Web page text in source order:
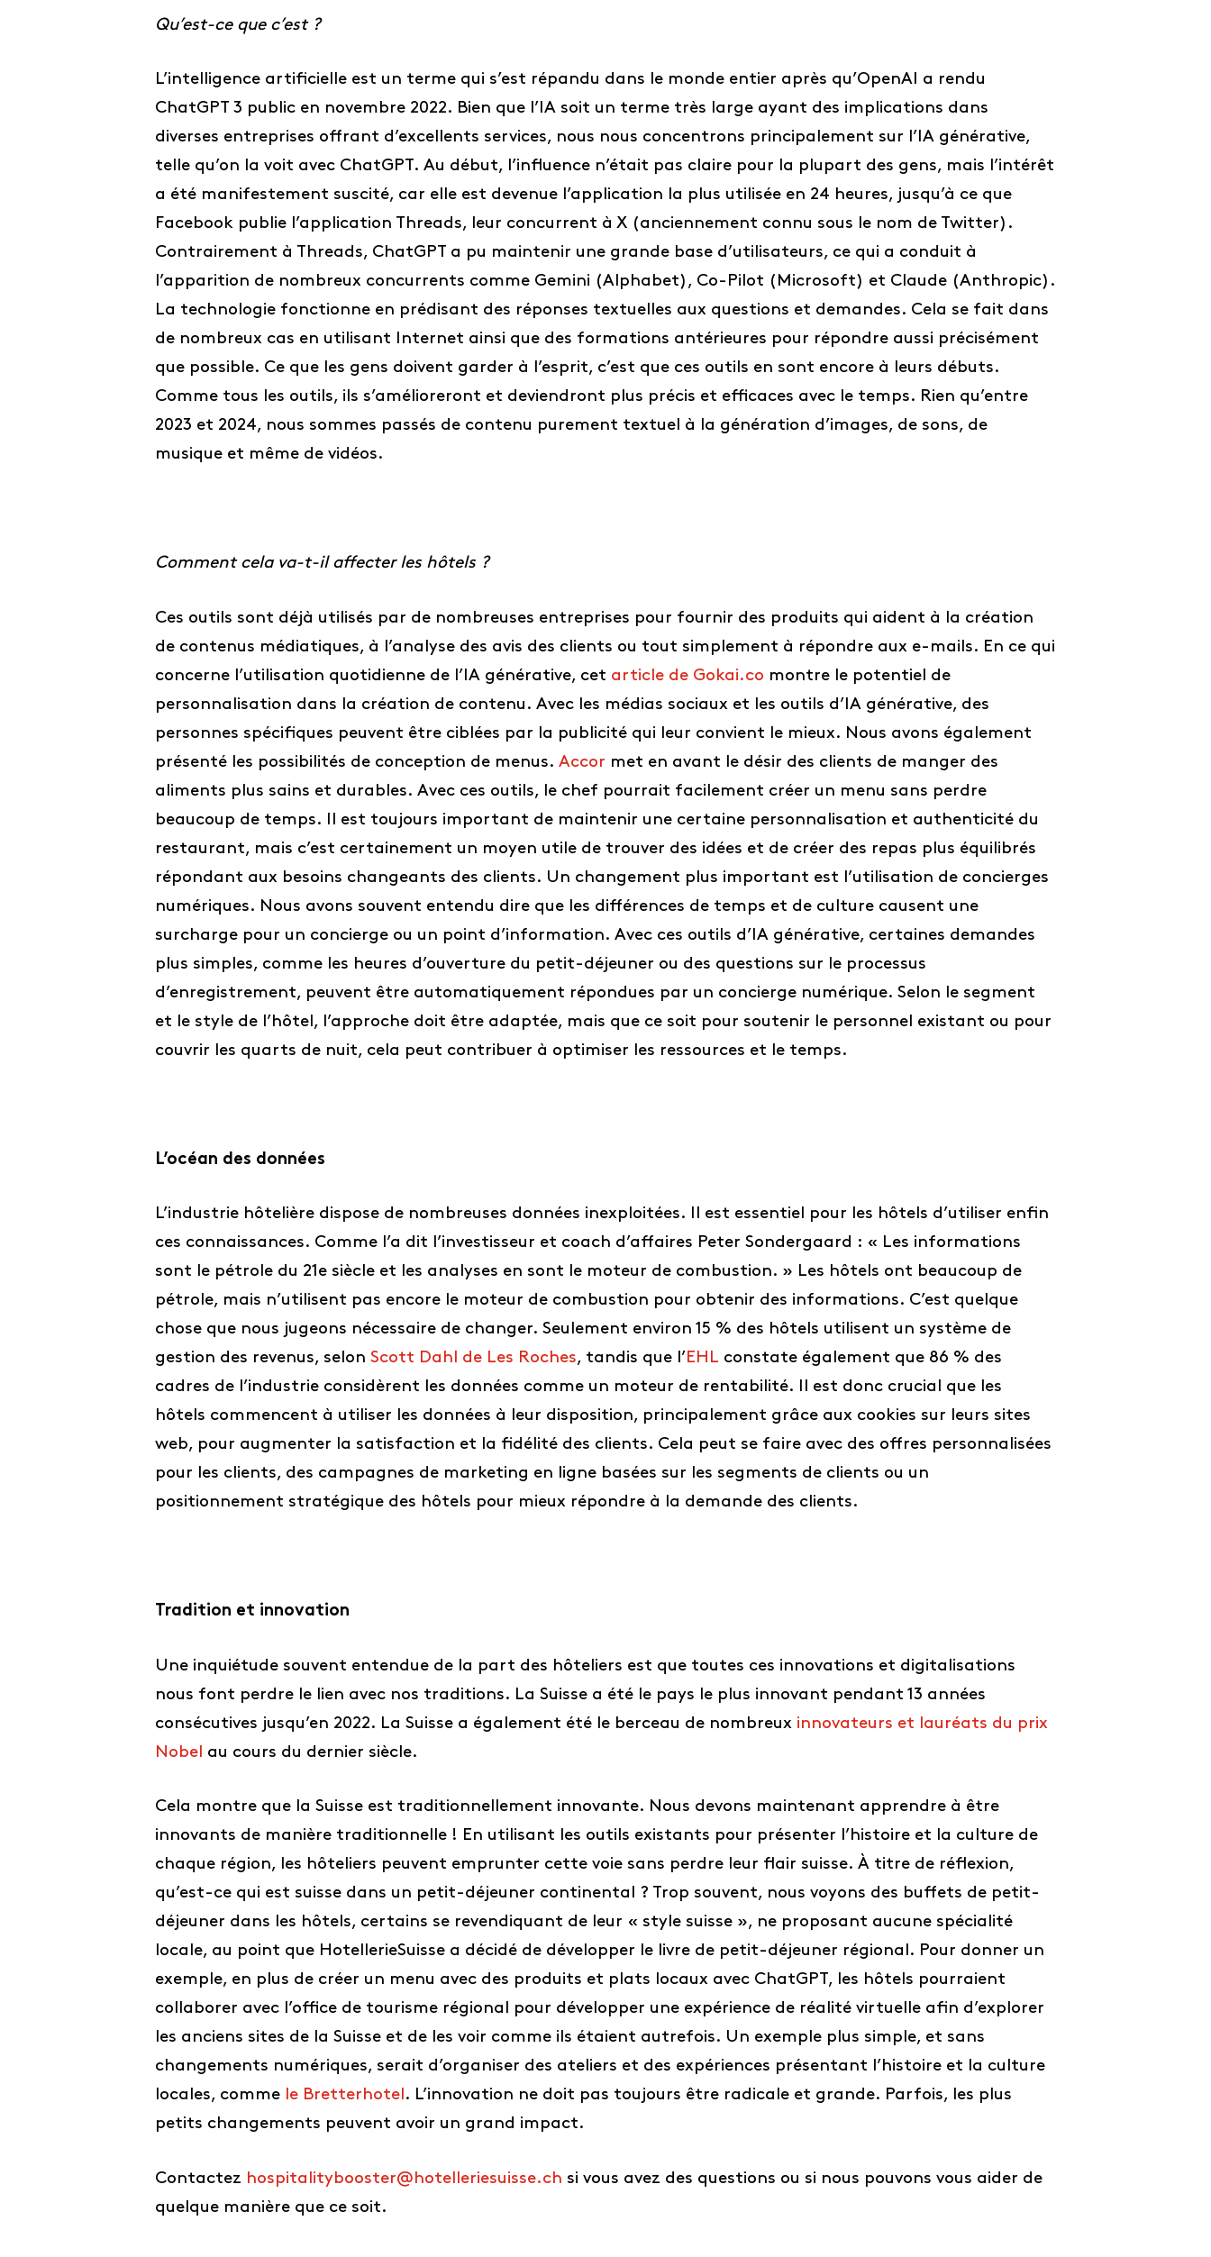
Qu’est-ce que c’est ?
L’intelligence artificielle est un terme qui s’est répandu dans le monde entier après qu’OpenAI a rendu
ChatGPT 3 public en novembre 2022. Bien que l’IA soit un terme très large ayant des implications dans
diverses entreprises offrant d’excellents services, nous nous concentrons principalement sur l’IA générative,
telle qu’on la voit avec ChatGPT. Au début, l’influence n’était pas claire pour la plupart des gens, mais l’intérêt
a été manifestement suscité, car elle est devenue l’application la plus utilisée en 24 heures, jusqu’à ce que
Facebook publie l’application Threads, leur concurrent à X (anciennement connu sous le nom de Twitter).
Contrairement à Threads, ChatGPT a pu maintenir une grande base d’utilisateurs, ce qui a conduit à
l’apparition de nombreux concurrents comme Gemini (Alphabet), Co-Pilot (Microsoft) et Claude (Anthropic).
La technologie fonctionne en prédisant des réponses textuelles aux questions et demandes. Cela se fait dans
de nombreux cas en utilisant Internet ainsi que des formations antérieures pour répondre aussi précisément
que possible. Ce que les gens doivent garder à l’esprit, c’est que ces outils en sont encore à leurs débuts.
Comme tous les outils, ils s’amélioreront et deviendront plus précis et efficaces avec le temps. Rien qu’entre
2023 et 2024, nous sommes passés de contenu purement textuel à la génération d’images, de sons, de
musique et même de vidéos.
Comment cela va-t-il affecter les hôtels ?
Ces outils sont déjà utilisés par de nombreuses entreprises pour fournir des produits qui aident à la création
de contenus médiatiques, à l’analyse des avis des clients ou tout simplement à répondre aux e-mails. En ce qui
concerne l’utilisation quotidienne de l’IA générative, cet article de Gokai.co montre le potentiel de
personnalisation dans la création de contenu. Avec les médias sociaux et les outils d’IA générative, des
personnes spécifiques peuvent être ciblées par la publicité qui leur convient le mieux. Nous avons également
présenté les possibilités de conception de menus. Accor met en avant le désir des clients de manger des
aliments plus sains et durables. Avec ces outils, le chef pourrait facilement créer un menu sans perdre
beaucoup de temps. Il est toujours important de maintenir une certaine personnalisation et authenticité du
restaurant, mais c’est certainement un moyen utile de trouver des idées et de créer des repas plus équilibrés
répondant aux besoins changeants des clients. Un changement plus important est l’utilisation de concierges
numériques. Nous avons souvent entendu dire que les différences de temps et de culture causent une
surcharge pour un concierge ou un point d’information. Avec ces outils d’IA générative, certaines demandes
plus simples, comme les heures d’ouverture du petit-déjeuner ou des questions sur le processus
d’enregistrement, peuvent être automatiquement répondues par un concierge numérique. Selon le segment
et le style de l’hôtel, l’approche doit être adaptée, mais que ce soit pour soutenir le personnel existant ou pour
couvrir les quarts de nuit, cela peut contribuer à optimiser les ressources et le temps.
L’océan des données
L’industrie hôtelière dispose de nombreuses données inexploitées. Il est essentiel pour les hôtels d’utiliser enfin
ces connaissances. Comme l’a dit l’investisseur et coach d’affaires Peter Sondergaard : « Les informations
sont le pétrole du 21e siècle et les analyses en sont le moteur de combustion. » Les hôtels ont beaucoup de
pétrole, mais n’utilisent pas encore le moteur de combustion pour obtenir des informations. C’est quelque
chose que nous jugeons nécessaire de changer. Seulement environ 15 % des hôtels utilisent un système de
gestion des revenus, selon Scott Dahl de Les Roches, tandis que l’EHL constate également que 86 % des
cadres de l’industrie considèrent les données comme un moteur de rentabilité. Il est donc crucial que les
hôtels commencent à utiliser les données à leur disposition, principalement grâce aux cookies sur leurs sites
web, pour augmenter la satisfaction et la fidélité des clients. Cela peut se faire avec des offres personnalisées
pour les clients, des campagnes de marketing en ligne basées sur les segments de clients ou un
positionnement stratégique des hôtels pour mieux répondre à la demande des clients.
Tradition et innovation
Une inquiétude souvent entendue de la part des hôteliers est que toutes ces innovations et digitalisations
nous font perdre le lien avec nos traditions. La Suisse a été le pays le plus innovant pendant 13 années
consécutives jusqu’en 2022. La Suisse a également été le berceau de nombreux innovateurs et lauréats du prix
Nobel au cours du dernier siècle.
Cela montre que la Suisse est traditionnellement innovante. Nous devons maintenant apprendre à être
innovants de manière traditionnelle ! En utilisant les outils existants pour présenter l’histoire et la culture de
chaque région, les hôteliers peuvent emprunter cette voie sans perdre leur flair suisse. À titre de réflexion,
qu’est-ce qui est suisse dans un petit-déjeuner continental ? Trop souvent, nous voyons des buffets de petit-
déjeuner dans les hôtels, certains se revendiquant de leur « style suisse », ne proposant aucune spécialité
locale, au point que HotellerieSuisse a décidé de développer le livre de petit-déjeuner régional. Pour donner un
exemple, en plus de créer un menu avec des produits et plats locaux avec ChatGPT, les hôtels pourraient
collaborer avec l’office de tourisme régional pour développer une expérience de réalité virtuelle afin d’explorer
les anciens sites de la Suisse et de les voir comme ils étaient autrefois. Un exemple plus simple, et sans
changements numériques, serait d’organiser des ateliers et des expériences présentant l’histoire et la culture
locales, comme le Bretterhotel. L’innovation ne doit pas toujours être radicale et grande. Parfois, les plus
petits changements peuvent avoir un grand impact.
Contactez hospitalitybooster@hotelleriesuisse.ch si vous avez des questions ou si nous pouvons vous aider de
quelque manière que ce soit.